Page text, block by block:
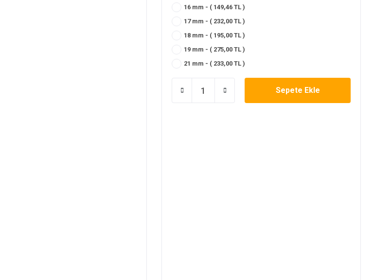
16 mm - ( 149,46 TL )
17 mm - ( 232,00 TL )
18 mm - ( 195,00 TL )
19 mm - ( 275,00 TL )
21 mm - ( 233,00 TL )
Sepete Ekle